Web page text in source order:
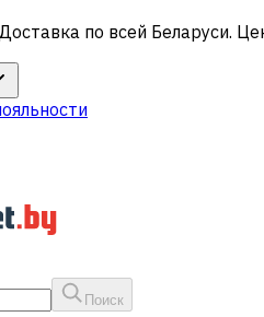
по всей Беларуси.
Поиск